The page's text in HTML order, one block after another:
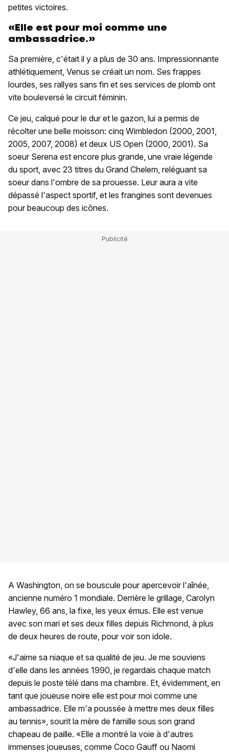
petites victoires.
«Elle est pour moi comme une
ambassadrice.»
Sa première, c'était il y a plus de 30 ans. Impressionnante
athlétiquement, Venus se créait un nom. Ses frappes
lourdes, ses rallyes sans fin et ses services de plomb ont
vite bouleversé le circuit féminin.
Ce jeu, calqué pour le dur et le gazon, lui a permis de
récolter une belle moisson: cinq Wimbledon (2000, 2001,
2005, 2007, 2008) et deux US Open (2000, 2001). Sa
soeur Serena est encore plus grande, une vraie légende
du sport, avec 23 titres du Grand Chelem, reléguant sa
soeur dans l'ombre de sa prouesse. Leur aura a vite
dépassé l'aspect sportif, et les frangines sont devenues
pour beaucoup des icônes.
A Washington, on se bouscule pour apercevoir l'aînée,
ancienne numéro 1 mondiale. Derrière le grillage, Carolyn
Hawley, 66 ans, la fixe, les yeux émus. Elle est venue
avec son mari et ses deux filles depuis Richmond, à plus
de deux heures de route, pour voir son idole.
«J'aime sa niaque et sa qualité de jeu. Je me souviens
d'elle dans les années 1990, je regardais chaque match
depuis le poste télé dans ma chambre. Et, évidemment, en
tant que joueuse noire elle est pour moi comme une
ambassadrice. Elle m'a poussée à mettre mes deux filles
au tennis», sourit la mère de famille sous son grand
chapeau de paille. «Elle a montré la voie à d'autres
immenses joueuses, comme Coco Gauff ou Naomi